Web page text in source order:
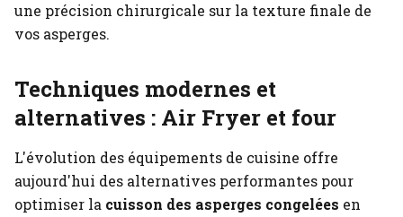
une précision chirurgicale sur la texture finale de
vos asperges.
Techniques modernes et
alternatives : Air Fryer et four
L'évolution des équipements de cuisine offre
aujourd'hui des alternatives performantes pour
optimiser la cuisson des asperges congelées en